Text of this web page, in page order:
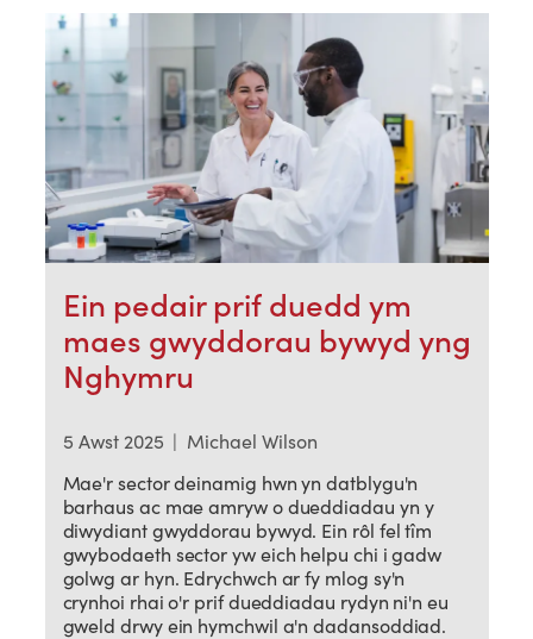
Ein pedair prif duedd ym
maes gwyddorau bywyd yng
Nghymru
5 Awst 2025 | Michael Wilson
Mae'r sector deinamig hwn yn datblygu'n
barhaus ac mae amryw o dueddiadau yn y
diwydiant gwyddorau bywyd. Ein rôl fel tîm
gwybodaeth sector yw eich helpu chi i gadw
golwg ar hyn. Edrychwch ar fy mlog sy'n
crynhoi rhai o'r prif dueddiadau rydyn ni'n eu
gweld drwy ein hymchwil a'n dadansoddiad.